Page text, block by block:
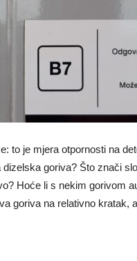
to je mjera otpornosti na
goriva? Što znači
Hoće li s nekim gorivom
goriva na relativno kratak,